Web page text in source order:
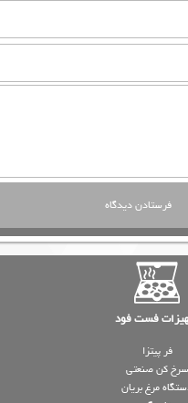
فست فود
فر پیتزا
سرخ کن صنعتی
مرغ بریان